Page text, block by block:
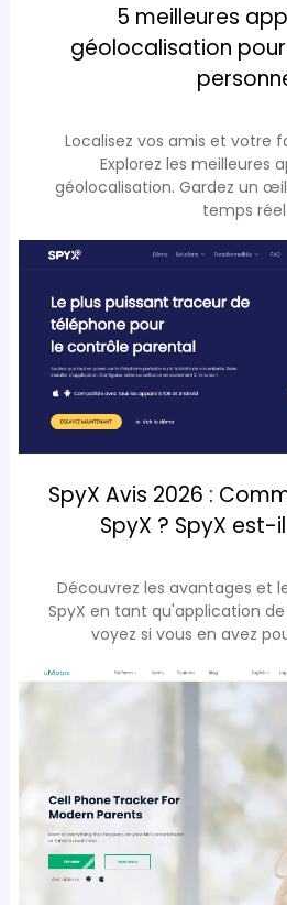
5 meilleures
géolocalisation
Localisez vos amis et votre
Explorez les meilleures
géolocalisation. Gardez un
temps réel.
SpyX Avis 2026 :
SpyX ? SpyX est-
Découvrez les avantages et
SpyX en tant qu'application
voyez si vous en avez